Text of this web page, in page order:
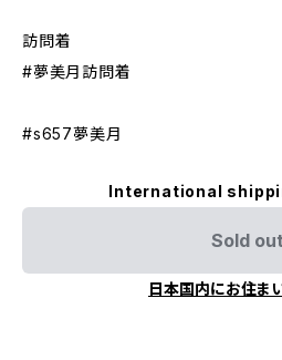
訪問着
#夢美月訪問着
#s657夢美月
International
Sold out
日本国内にお住ま